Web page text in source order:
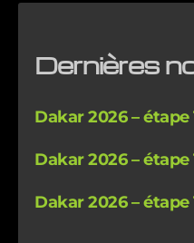
Dernières
Dakar 2026 – étape
Dakar 2026 – étape
Dakar 2026 – étape